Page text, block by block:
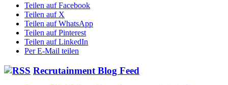
Teilen auf Facebook
Teilen auf X
Teilen auf WhatsApp
Teilen auf Pinterest
Teilen auf LinkedIn
Per E-Mail teilen
Recrutainment Blog Feed